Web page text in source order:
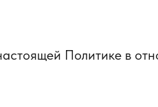
Политике в